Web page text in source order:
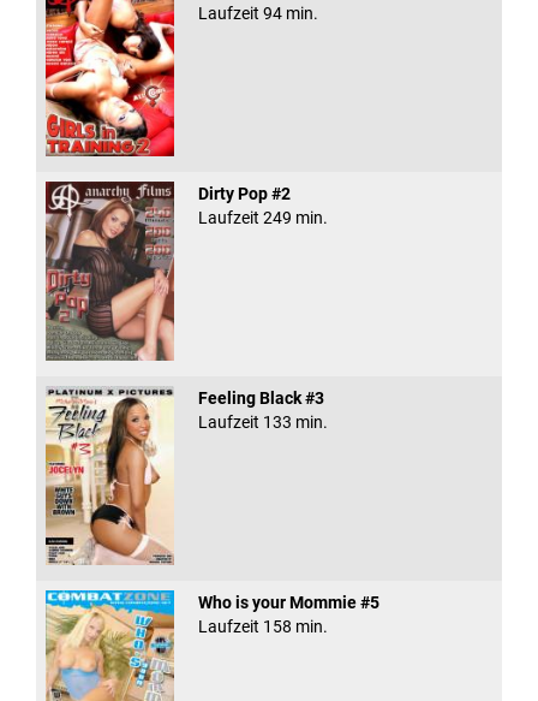
Laufzeit 94 min.
Dirty Pop #2
Laufzeit 249 min.
Feeling Black #3
Laufzeit 133 min.
Who is your Mommie #5
Laufzeit 158 min.